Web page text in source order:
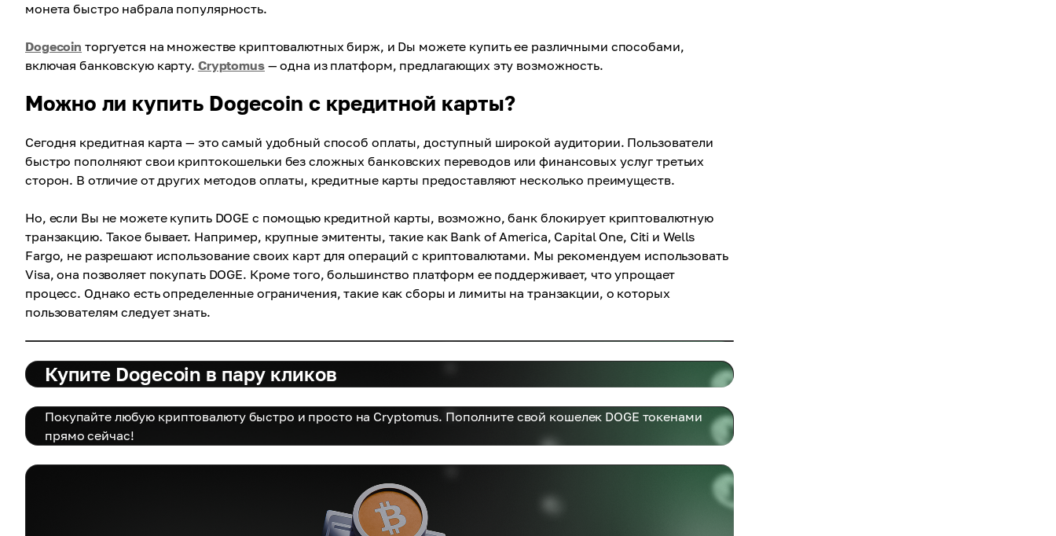
монета быстро набрала популярность.
Dogecoin торгуется на множестве криптовалютных бирж, и Dы можете купить ее различными способами,
включая банковскую карту. Cryptomus— одна из платформ, предлагающих эту возможность.
Можно ли купить Dogecoin с кредитной карты?
Сегодня кредитная карта — это самый удобный способ оплаты, доступный широкой аудитории. Пользователи
быстро пополняют свои криптокошельки без сложных банковских переводов или финансовых услуг третьих
сторон. В отличие от других методов оплаты, кредитные карты предоставляют несколько преимуществ.
Но, если Вы не можете купить DOGE с помощью кредитной карты, возможно, банк блокирует криптовалютную
транзакцию. Такое бывает. Например, крупные эмитенты, такие как Bank of America, Capital One, Citi и Wells
Fargo, не разрешают использование своих карт для операций с криптовалютами. Мы рекомендуем использовать
Visa, она позволяет покупать DOGE. Кроме того, большинство платформ ее поддерживает, что упрощает
процесс. Однако есть определенные ограничения, такие как сборы и лимиты на транзакции, о которых
пользователям следует знать.
Купите Dogecoin в пару кликов
Покупайте любую криптовалюту быстро и просто на Cryptomus. Пополните свой кошелек DOGE токенами
прямо сейчас!